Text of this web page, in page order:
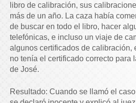
libro de calibración, sus
más de un año. La caza había
de buscar en todo el libro, hacer
telefónicas, e incluso un viaje de
algunos certificados de calibración,
no tenía el certificado correcto para
de José.
Resultado: Cuando se llamó el